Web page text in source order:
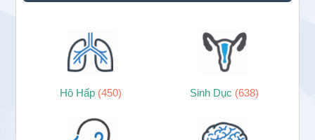
Hô Hấp (450) Sinh Dục (638)